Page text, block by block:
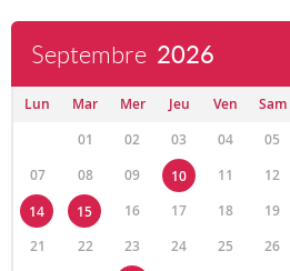
Septembre 2026
Lun Mar Mer Jeu Ven Sam
01
02 03 04 05
07
08 09 10 11 12
14
15 16 17 18 19
21
22 23 24 25 26